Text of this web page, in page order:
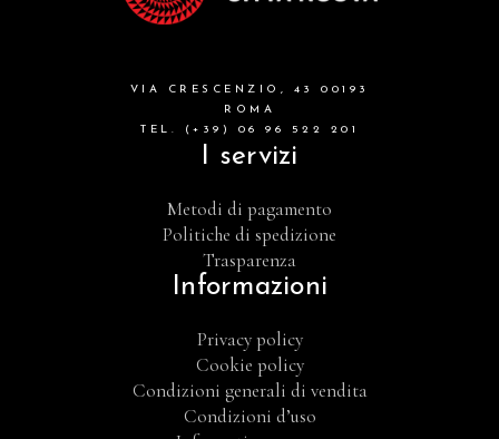
VIA CRESCENZIO, 43 00193
ROMA
TEL. (+39) 06 96 522 201
I servizi
Metodi di pagamento
Politiche di spedizione
Trasparenza
Informazioni
Privacy policy
Cookie policy
Condizioni generali di vendita
Condizioni d’uso